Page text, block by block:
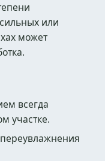
или
может
всегда
участке.